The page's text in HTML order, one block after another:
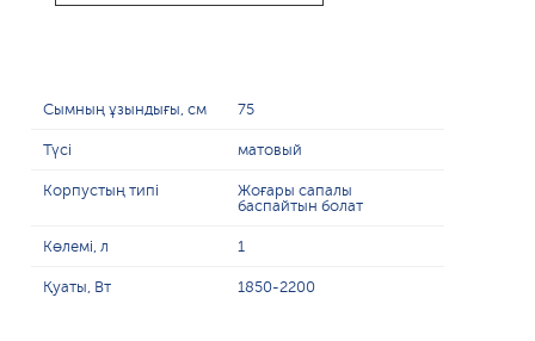
Сымның ұзындығы, см 75
Түсі матовый
Корпустың типі
Жоғары сапалы
баспайтын болат
Көлемі, л 1
Қуаты, Вт 1850-2200